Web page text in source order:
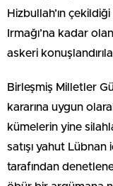
Hizbullah’ın
Irmağı’na kadar
askeri
Birleşmiş Milletler
kararına uygun
kümelerin yine
satışı yahut
tarafından